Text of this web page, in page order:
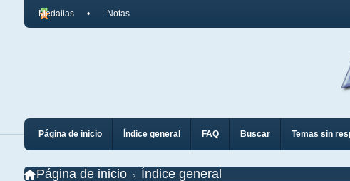
Medallas Notas
Página de inicio Índice general FAQ Buscar Temas sin
Página de inicio Índice general